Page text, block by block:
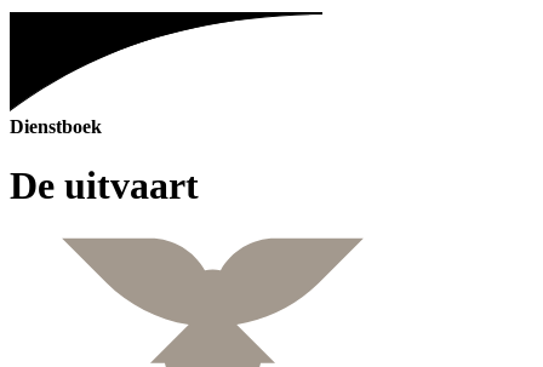
Dienstboek
De uitvaart